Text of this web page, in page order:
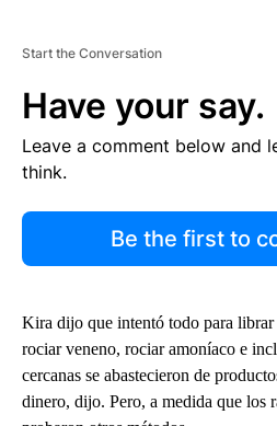
Start the Conversation
Have your say.
Leave a comment below and
think.
Be the first to
Kira dijo que intentó todo para librar
rociar veneno, rociar amoníaco e
cercanas se abastecieron de
dinero, dijo. Pero, a medida que los